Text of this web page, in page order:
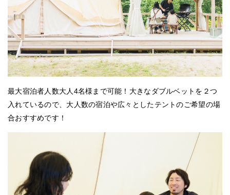
最大宿泊者人数大人4名様まで可能！大きなダブルベットを２つ
入れているので、大人数の宿泊や広々としたテントのご希望の場
合おすすめです！